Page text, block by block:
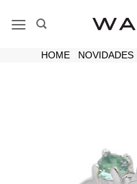
HOME| NOVIDADES|